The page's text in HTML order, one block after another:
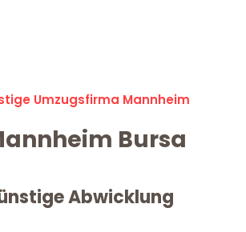
Umzugsfirma Mannheim
Bursa
Abwicklung